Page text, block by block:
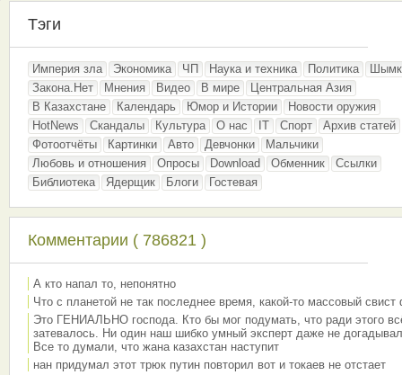
Тэги
Империя зла Экономика ЧП Наука и техника Политика
Закона.Нет
Мнения Видео В мире
Центральная Азия
В Казахстане
Календарь Юмор и Истории
Новости оружия
HotNews
Скандалы Культура О нас IT Спорт
Архив статей
Фотоотчёты
Картинки Авто Девчонки
Мальчики
Любовь и отношения
Опросы Download Обменник
Ссылки
Библиотека
Ядерщик Блоги Гостевая
Комментарии ( 786821 )
А кто напал то, непонятно
Что с планетой не так последнее время, какой-то массовый свист
Это ГЕНИАЛЬНО господа. Кто бы мог подумать, что ради этого
затевалось. Ни один наш шибко умный эксперт даже не
Все то думали, что жана казахстан наступит
нан придумал этот трюк путин повторил вот и токаев не отстает